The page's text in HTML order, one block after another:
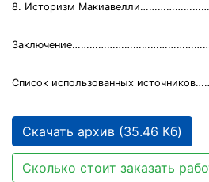
8. Историзм
Список использованных
Скачать архив (35.46 Кб)
Сколько стоит заказать